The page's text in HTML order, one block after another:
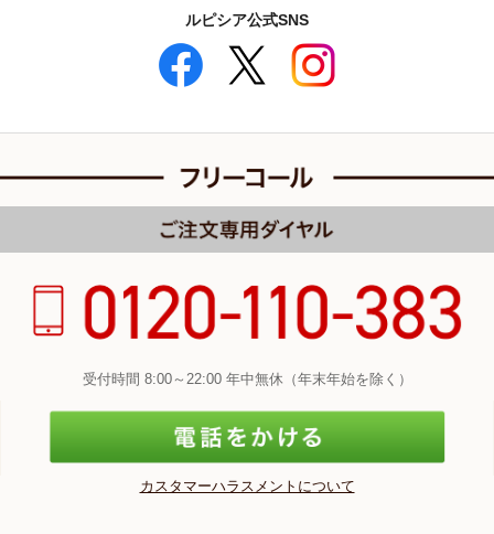
ルピシア公式SNS
受付時間 8:00～22:00 年中無休（年末年始を除く）
カスタマーハラスメントについて